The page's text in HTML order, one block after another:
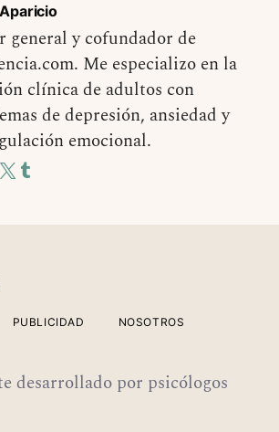
general y cofundador de
Me especializo en la
clínica de adultos con
de depresión, ansiedad y
emocional.
PUBLICIDAD
NOSOTROS
desarrollado por psicólogos